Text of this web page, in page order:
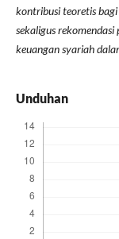
kontribusi teoretis
sekaligus
keuangan syariah
Unduhan